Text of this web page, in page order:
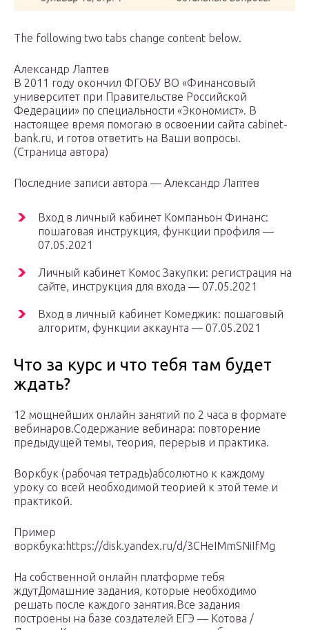
The following two tabs change content below.
Александр Лаптев
В 2011 году окончил ФГОБУ ВО «Финансовый
университет при Правительстве Российской
Федерации» по специальности «Экономист». В
настоящее время помогаю в освоении сайта cabinet-
bank.ru, и готов ответить на Ваши вопросы.
(Страница автора)
Последние записи автора — Александр Лаптев
Вход в личный кабинет Компаньон Финанс:
пошаговая инструкция, функции профиля —
07.05.2021
Личный кабинет Комос Закупки: регистрация на
сайте, инструкция для входа — 07.05.2021
Вход в личный кабинет Комеджик: пошаговый
алгоритм, функции аккаунта — 07.05.2021
Что за курс и что тебя там будет
ждать?
12 мощнейших онлайн занятий по 2 часа в формате
вебинаров.Содержание вебинара: повторение
предыдущей темы, теория, перерыв и практика.
Воркбук (рабочая тетрадь)абсолютно к каждому
уроку со всей необходимой теорией к этой теме и
практикой.
Пример
воркбука:https://disk.yandex.ru/d/3CHeIMmSNiIfMg
На собственной онлайн платформе тебя
ждутДомашние задания, которые необходимо
решать после каждого занятия.Все задания
построены на базе создателей ЕГЭ — Котова /